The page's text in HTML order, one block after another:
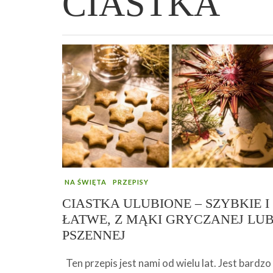
WIELKANOCNA BABKA DROŻDŻOWA –
„TRZYGODZINNA”
„PRZEMIANA” PODRÓŻ DO SIŁY I
WOLNOŚCI :)
GENIALNY ZAKWAS Z BURAKÓW
ROBOTY – WZMACNIA KREW I
AFIRMACJE – TWORZENIE DOBREGO
ŻYCIA!
NA ŚWIĘTA PRZEPISY
CIASTKA ULUBIONE – SZYBKIE I
ŁATWE, Z MĄKI GRYCZANEJ LUB
PSZENNEJ
Ten przepis jest nami od wielu lat. Jest bardzo